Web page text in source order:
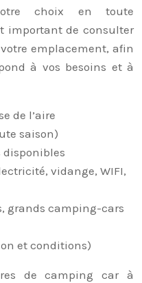
choix en toute
important de consulter
emplacement, afin
à vos besoins et à
de l’aire
saison)
disponibles
vidange, WIFI,
grands camping-cars
et conditions)
de camping car à